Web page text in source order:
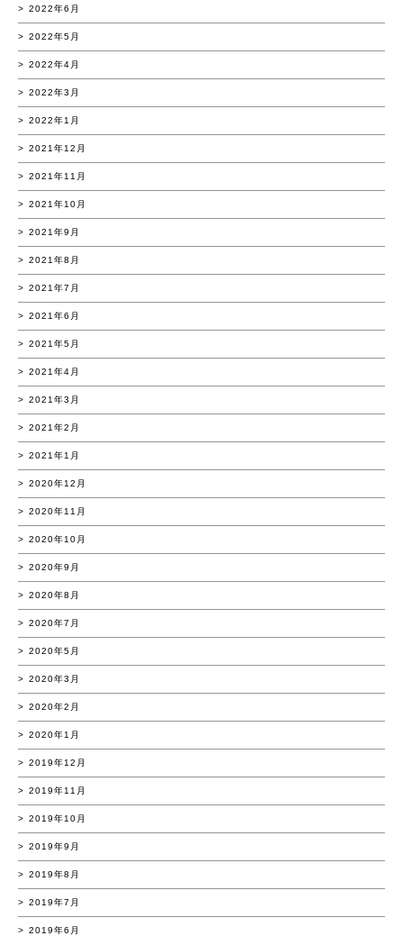
2022年6月
2022年5月
2022年4月
2022年3月
2022年1月
2021年12月
2021年11月
2021年10月
2021年9月
2021年8月
2021年7月
2021年6月
2021年5月
2021年4月
2021年3月
2021年2月
2021年1月
2020年12月
2020年11月
2020年10月
2020年9月
2020年8月
2020年7月
2020年5月
2020年3月
2020年2月
2020年1月
2019年12月
2019年11月
2019年10月
2019年9月
2019年8月
2019年7月
2019年6月